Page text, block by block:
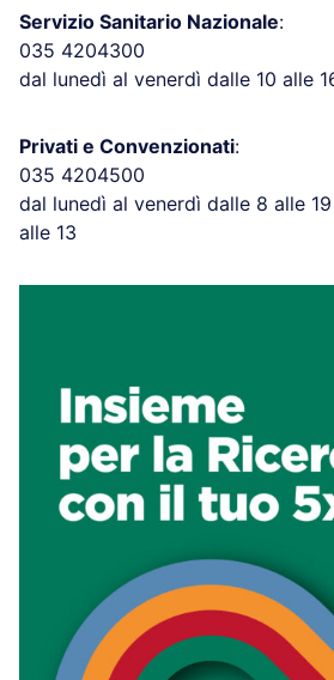
Servizio Sanitario Nazionale:
035 4204300
dal lunedì al venerdì dalle 10 alle
Privati e Convenzionati:
035 4204500
dal lunedì al venerdì dalle 8 alle
alle 13